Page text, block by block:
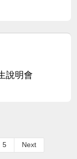
說明會
5 Next